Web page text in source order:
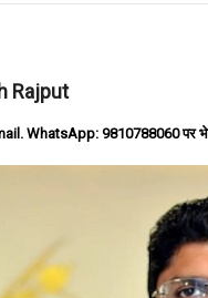
Rajput
WhatsApp: 9810788060 पर